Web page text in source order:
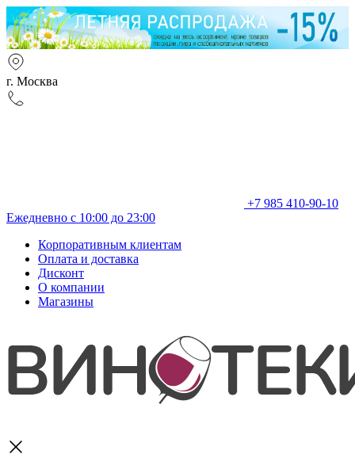
г. Москва
+7 985 410-90-10
Ежедневно с 10:00 до 23:00
Корпоративным клиентам
Оплата и доставка
Дисконт
О компании
Магазины